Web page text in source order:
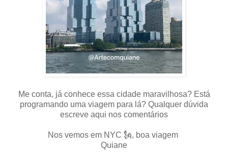
Me conta, já conhece essa cidade maravilhosa? Está
programando uma viagem para lá? Qualquer dúvida
escreve aqui nos comentários
Nos vemos em NYC 🗽, boa viagem
Quiane